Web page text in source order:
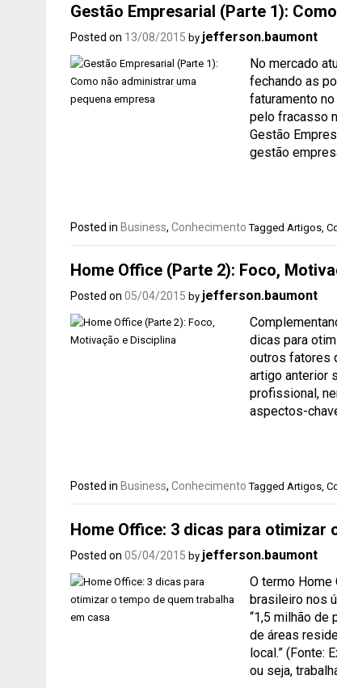
Gestão Empresarial (Parte 1):
Posted on 13/08/2015 by jefferson.baumont
No mercado
fechando as
faturamento
pelo fracasso
Gestão
gestão
Posted in Business, Conhecimento Tagged Artigos
Home Office (Parte 2): Foco,
Posted on 05/04/2015 by jefferson.baumont
dicas para
outros fatores
artigo anterior
profissional,
aspectos-
Posted in Business, Conhecimento Tagged Artigos,
Home Office: 3 dicas para otimizar
Posted on 05/04/2015 by jefferson.baumont
O termo Home
brasileiro nos
“1,5 milhão de
de áreas
local.” (Fonte:
ou seja,